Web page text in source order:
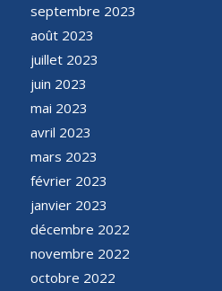
septembre 2023
août 2023
juillet 2023
juin 2023
mai 2023
avril 2023
mars 2023
février 2023
janvier 2023
décembre 2022
novembre 2022
octobre 2022